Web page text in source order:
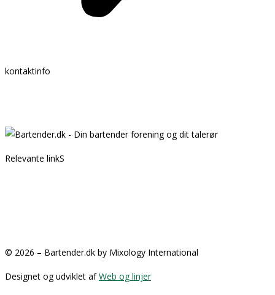
kontaktinfo
Relevante linkS
© 2026 – Bartender.dk by Mixology International
Designet og udviklet afWeb og linjer